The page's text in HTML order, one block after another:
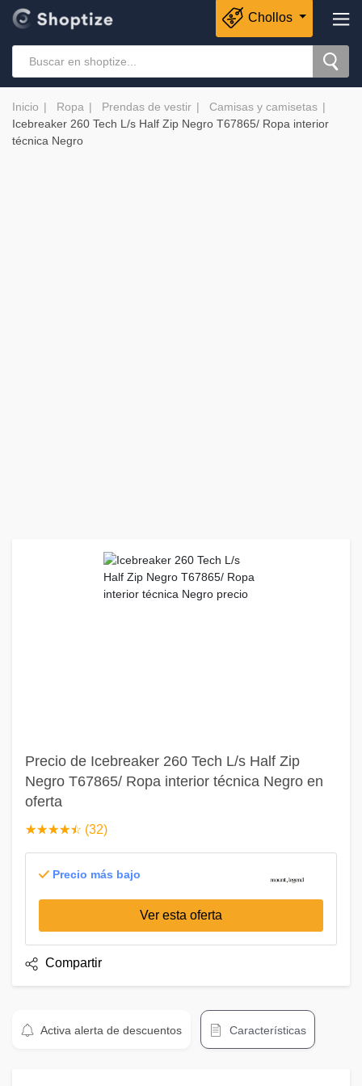
Chollos
Inicio Ropa Prendas de vestir
Camisas y camisetas
Icebreaker 260 Tech L/s Half Zip Negro T67865/ Ropa interior
técnica Negro
Precio de Icebreaker 260 Tech L/s Half Zip
Negro T67865/ Ropa interior técnica Negro en
oferta
☆☆☆☆☆
★★★★★ (32)
Precio más bajo
Ver esta oferta
Compartir
Activa alerta de descuentos Características